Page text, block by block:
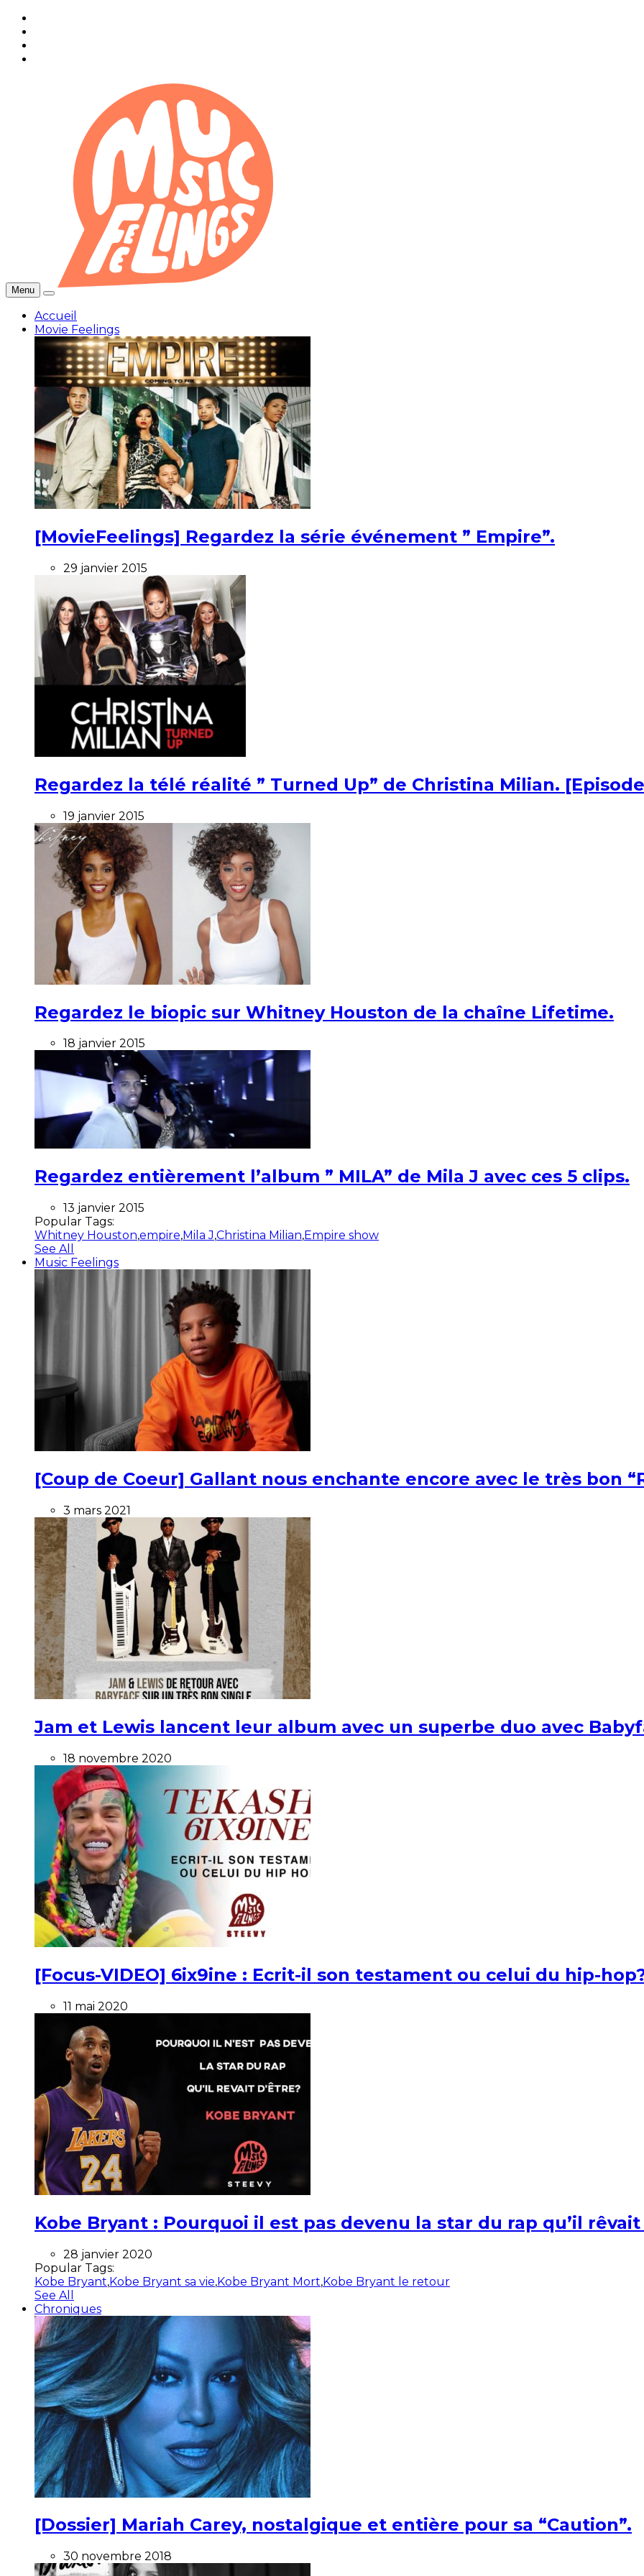
Menu
Accueil
Movie Feelings
[MovieFeelings] Regardez la série événement ” Empire”.
29 janvier 2015
Regardez la télé réalité ” Turned Up” de Christina Milian.
19 janvier 2015
Regardez le biopic sur Whitney Houston de la chaîne Lifetime.
18 janvier 2015
Regardez entièrement l’album ” MILA” de Mila J avec ces 5 clips.
13 janvier 2015
Popular Tags:
Whitney Houston,empire,Mila J,Christina Milian,Empire show
See All
Music Feelings
[Coup de Coeur] Gallant nous enchante encore avec le très bon
3 mars 2021
Jam et Lewis lancent leur album avec un superbe duo avec
18 novembre 2020
[Focus-VIDEO] 6ix9ine : Ecrit-il son testament ou celui du hip-
11 mai 2020
Kobe Bryant : Pourquoi il est pas devenu la star du rap qu’il rêvait
28 janvier 2020
Popular Tags:
Kobe Bryant,Kobe Bryant sa vie,Kobe Bryant Mort,Kobe Bryant le retour
See All
Chroniques
[Dossier] Mariah Carey, nostalgique et entière pour sa “Caution”.
30 novembre 2018